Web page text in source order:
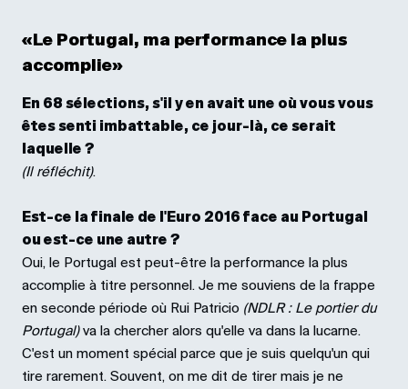
«Le Portugal, ma performance la plus
accomplie»
En 68 sélections, s'il y en avait une où vous vous
êtes senti imbattable, ce jour-là, ce serait
laquelle ?
(Il réfléchit).
Est-ce la finale de l'Euro 2016 face au Portugal
ou est-ce une autre ?
Oui, le Portugal est peut-être la performance la plus
accomplie à titre personnel. Je me souviens de la frappe
en seconde période où Rui Patricio (NDLR : Le portier du
Portugal)va la chercher alors qu'elle va dans la lucarne.
C'est un moment spécial parce que je suis quelqu'un qui
tire rarement. Souvent, on me dit de tirer mais je ne